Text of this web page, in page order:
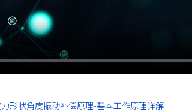
形状角度振动补偿原理-基本工作原理详解